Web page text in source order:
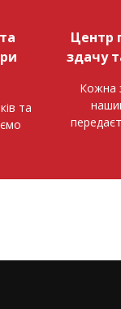
та
Центр
здачу
Кожна